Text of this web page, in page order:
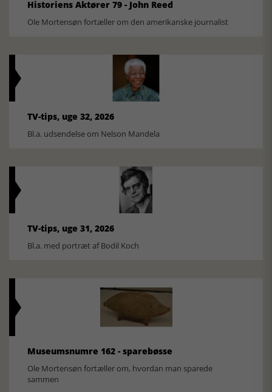
Historiens Aktører 79 - John Reed
Ole Mortensøn fortæller om den amerikanske journalist
TV-tips, uge 32, 2026
Bl.a. udsendelse om Nelson Mandela
TV-tips, uge 31, 2026
Bl.a. med portræt af Bodil Koch
Museumsnumre 162 - sparebøsse
Ole Mortensøn fortæller om, hvordan man sparede
sammen